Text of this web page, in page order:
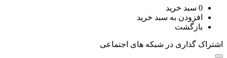
سبد خرید
به سبد خرید
در شبکه های اجتماعی